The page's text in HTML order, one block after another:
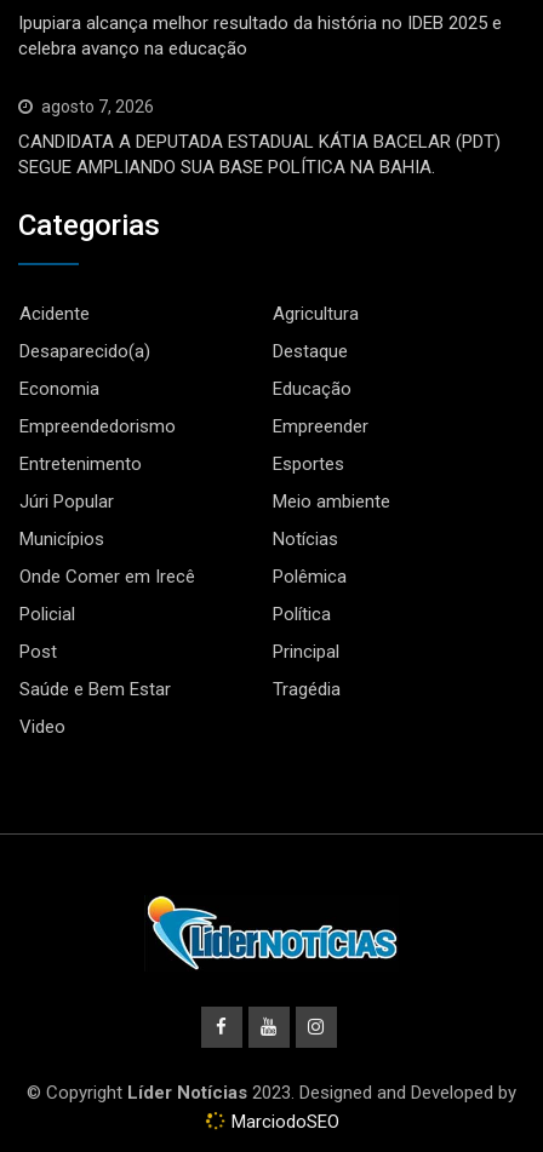
Ipupiara alcança melhor resultado da história no IDEB 2025 e
celebra avanço na educação
agosto 7, 2026
CANDIDATA A DEPUTADA ESTADUAL KÁTIA BACELAR (PDT)
SEGUE AMPLIANDO SUA BASE POLÍTICA NA BAHIA.
Categorias
Acidente
Agricultura
Desaparecido(a)
Destaque
Economia
Educação
Empreendedorismo
Empreender
Entretenimento
Esportes
Júri Popular
Meio ambiente
Municípios
Notícias
Onde Comer em Irecê
Polêmica
Policial
Política
Post
Principal
Saúde e Bem Estar
Tragédia
Video
© Copyright Líder Notícias 2023. Designed and Developed by
MarciodoSEO